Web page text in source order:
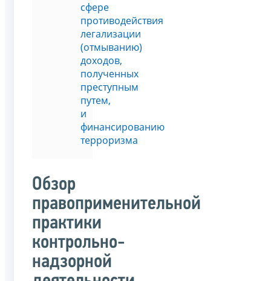
сфере
противодействия
легализации
(отмыванию)
доходов,
полученных
преступным
путем,
и
финансированию
терроризма
Обзор
правоприменительной
практики
контрольно-
надзорной